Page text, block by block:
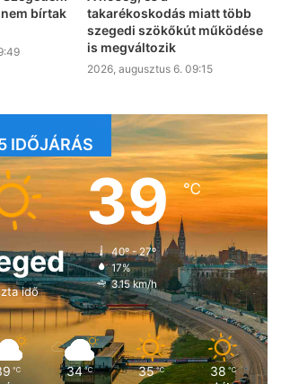
bírtak
takarékoskodás miatt több
szegedi szökőkút működése
is megváltozik
2026, augusztus 6. 09:15
IDŐJÁRÁS
idő
39℃
40º - 27º
17%
3.15 km/h
℃ 34 ℃ 35 ℃ 38 ℃